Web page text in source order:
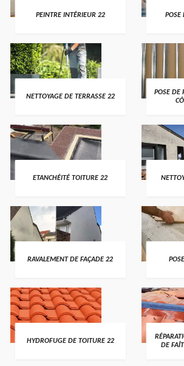
PEINTRE INTÉRIEUR 22 POSE
NETTOYAGE DE TERRASSE 22
POSE DE
ETANCHÉITÉ TOITURE 22
RAVALEMENT DE FAÇADE 22
HYDROFUGE DE TOITURE 22
DE